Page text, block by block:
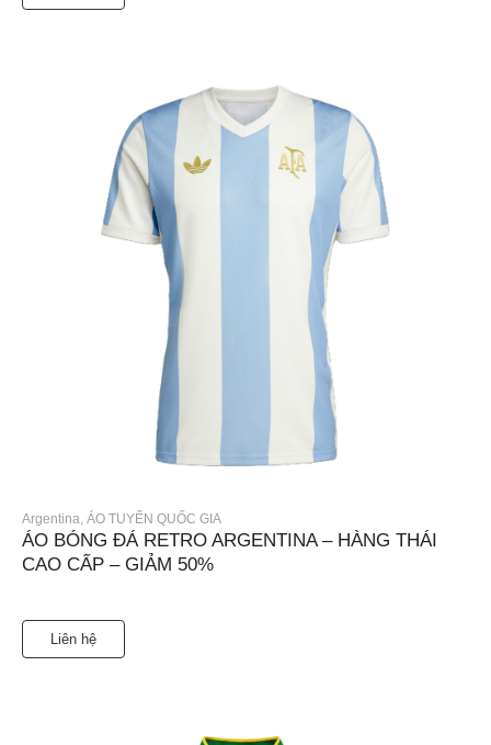
Argentina, ÁO TUYỂN QUỐC GIA
ÁO BÓNG ĐÁ RETRO ARGENTINA – HÀNG THÁI
CAO CẤP – GIẢM 50%
Liên hệ